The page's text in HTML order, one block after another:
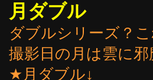
月ダブル
ダブルシリーズ？
撮影日の月は雲に
★月ダブル↓